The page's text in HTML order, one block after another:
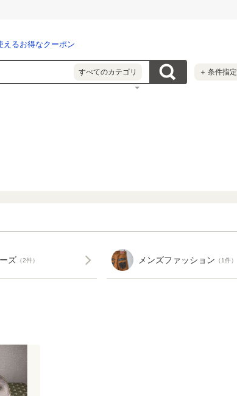
えるお得なクーポン
すべてのカテゴリ ＋ 条件指定
ズ （2件） メンズファッション （1件）